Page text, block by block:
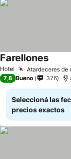
Hotel Atardeceres de
Farellones
7,8 Bueno 376
Seleccioná las
precios exactos